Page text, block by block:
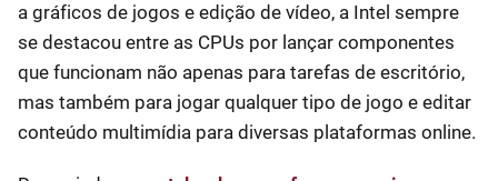
a gráficos de jogos e edição de vídeo, a Intel sempre
se destacou entre as CPUs por lançar componentes
que funcionam não apenas para tarefas de escritório,
mas também para jogar qualquer tipo de jogo e editar
conteúdo multimídia para diversas plataformas online.